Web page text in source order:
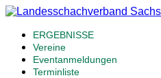
ERGEBNISSE
Vereine
Eventanmeldungen
Terminliste